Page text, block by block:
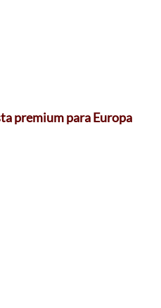
premium para Europa